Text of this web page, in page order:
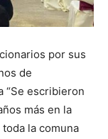
por sus
de
“Se escribieron
más en la
la comuna